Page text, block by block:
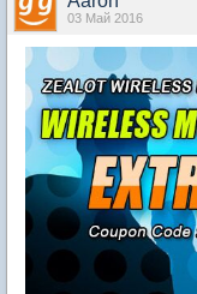
03 Май 2016